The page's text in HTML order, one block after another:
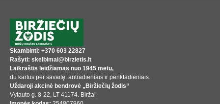
Skambinti: +370 603 22827
Rašyti: skelbimai@birzietis.lt
Laikraštis leidžiamas nuo 1945 metų,
du kartus per savaitę: antradieniais ir penktadieniais.
Uždaroji akcinė bendrovė „Biržiečių žodis“
Vytauto g. 8-22, LT-41174. Biržai